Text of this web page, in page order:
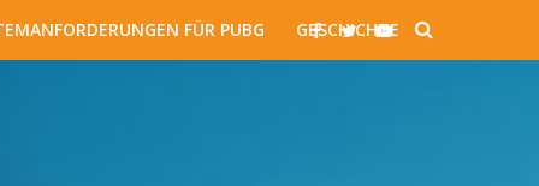
FÜR PUBG GESCHICHTE